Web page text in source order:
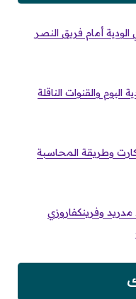
أمام فريق النصر
اليوم والقنوات الناقلة
كارت وطريقة المحاسبة
مدريد وفرينكفاروزي